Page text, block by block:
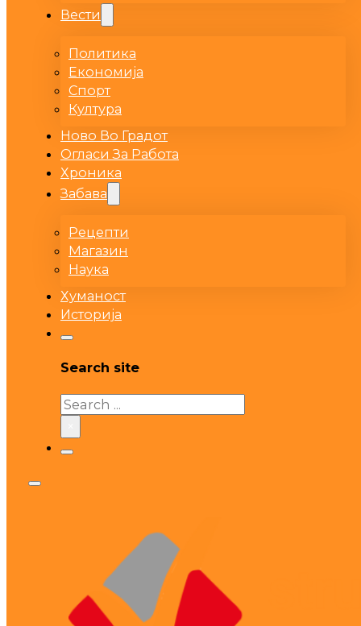
Вести
Политика
Економија
Спорт
Култура
Ново Во Градот
Огласи За Работа
Хроника
Забава
Рецепти
Магазин
Наука
Хуманост
Историја
Search site
Search